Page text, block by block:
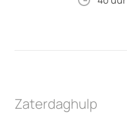
Zaterdaghulp